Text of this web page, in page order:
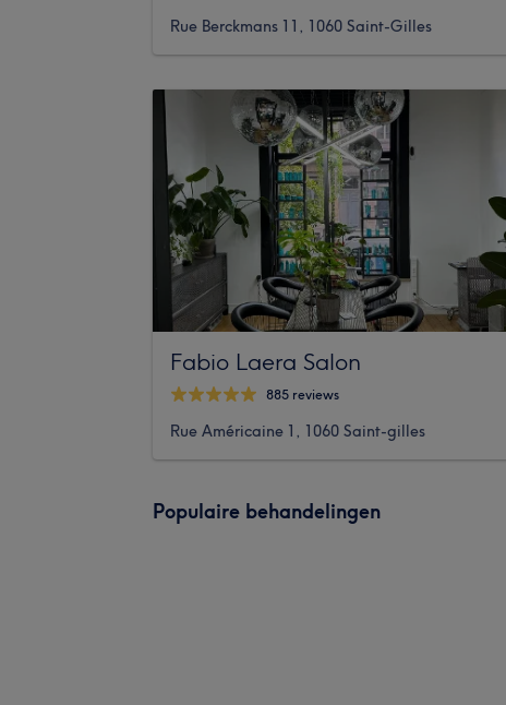
Rue Berckmans 11, 1060 Saint-Gilles
Fabio Laera Salon
885 reviews
Rue Américaine 1, 1060 Saint-gilles
Populaire behandelingen